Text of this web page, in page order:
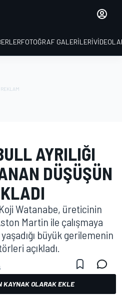
FOTOĞRAF GALERILERI
AYRILIĞI
DÜŞÜŞÜN
Watanabe, üreticinin
Martin ile çalışmaya
büyük gerilemenin
açıkladı.
KAYNAK OLARAK EKLE